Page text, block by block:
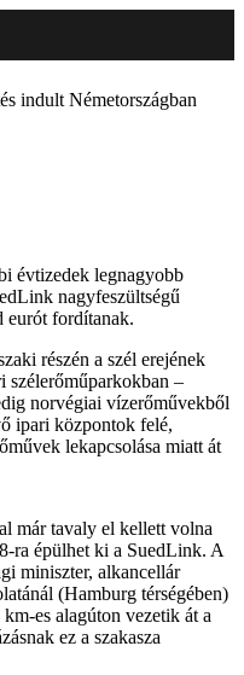
indult Németországban
évtizedek legnagyobb
nagyfeszültségű
eurót fordítanak.
részén a szél erejének
szélerőműparkokban –
norvégiai vízerőművekből
ipari központok felé,
lekapcsolása miatt át
már tavaly el kellett volna
ra épülhet ki a SuedLink. A
miniszter, alkancellár
(Hamburg térségében)
es alagúton vezetik át a
ez a szakasza